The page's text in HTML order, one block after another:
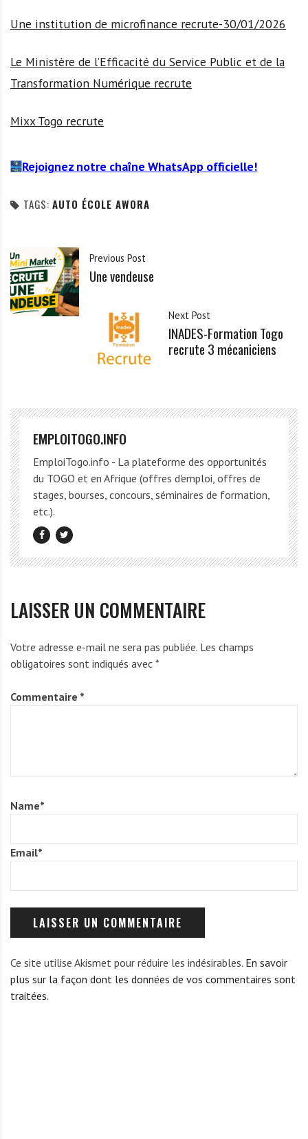
Une institution de microfinance recrute-30/01/2026
Le Ministère de l’Efficacité du Service Public et de la
Transformation Numérique recrute
Mixx Togo recrute
Rejoignez notre chaîne WhatsApp officielle!
TAGS: AUTO ÉCOLE AWORA
Previous Post
Une vendeuse
Next Post
INADES-Formation Togo
recrute 3 mécaniciens
EMPLOITOGO.INFO
EmploiTogo.info - La plateforme des opportunités
du TOGO et en Afrique (offres d'emploi, offres de
stages, bourses, concours, séminaires de formation,
etc.).
LAISSER UN COMMENTAIRE
Votre adresse e-mail ne sera pas publiée. Les champs
obligatoires sont indiqués avec *
Commentaire *
Name*
Email*
Ce site utilise Akismet pour réduire les indésirables. En savoir
plus sur la façon dont les données de vos commentaires sont
traitées.